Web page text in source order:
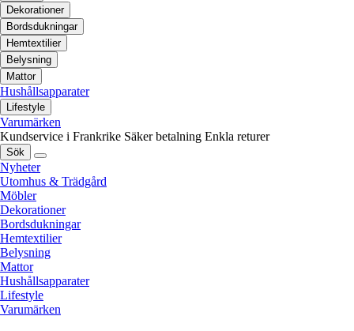
Dekorationer
Bordsdukningar
Hemtextilier
Belysning
Mattor
Hushållsapparater
Lifestyle
Varumärken
Kundservice i Frankrike Säker betalning Enkla returer
Sök
Nyheter
Utomhus & Trädgård
Möbler
Dekorationer
Bordsdukningar
Hemtextilier
Belysning
Mattor
Hushållsapparater
Lifestyle
Varumärken